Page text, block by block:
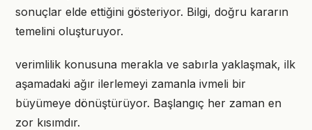
sonuçlar elde ettiğini gösteriyor. Bilgi, doğru kararın
temelini oluşturuyor.
verimlilik konusuna merakla ve sabırla yaklaşmak, ilk
aşamadaki ağır ilerlemeyi zamanla ivmeli bir
büyümeye dönüştürüyor. Başlangıç her zaman en
zor kısımdır.